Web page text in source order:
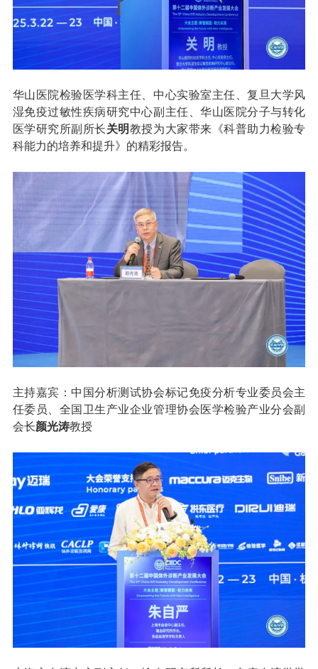
华山医院检验医学科主任、中心实验室主任、复旦大学风
湿免疫过敏性疾病研究中心副主任、华山医院分子与转化
医学研究所副所长关明教授为大家带来《科普助力检验专
科能力的培养和提升》的精彩报告。
主持嘉宾：中国分析测试协会标记免疫分析专业委员会主
任委员、全国卫生产业企业管理协会医学检验产业分会副
会长颜光涛教授